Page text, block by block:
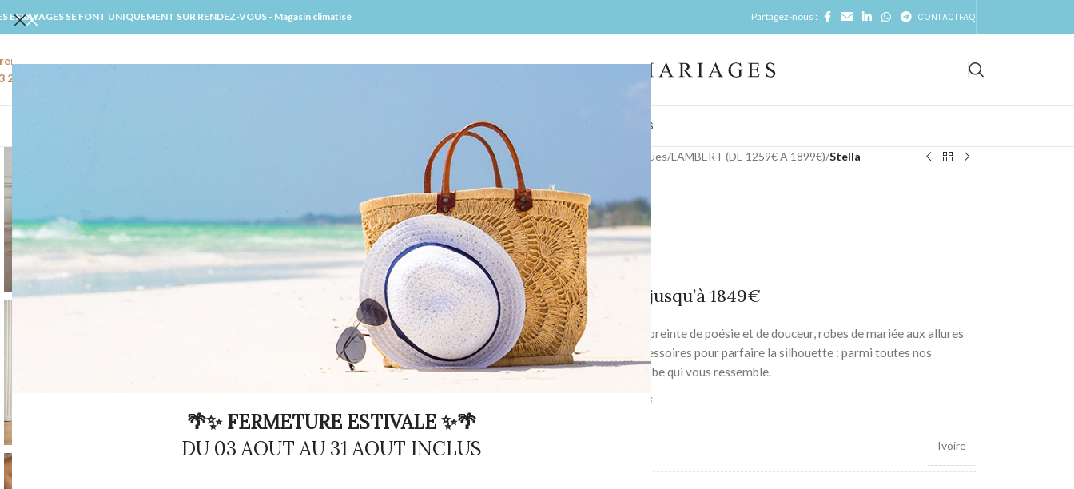
🌴✨ FERMETURE ESTIVALE ✨🌴
DU 03 AOUT AU 31 AOUT INCLUS
ESSAYAGES SE FONT UNIQUEMENT SUR RENDEZ-VOUS - Magasin climatisé Partagez-nous : CONTACTFAQ
rendez-vous
22 91 27 02
LA BOUTIQUE COIFFES
Accueil Nos marques/LAMBERT (DE 1259€ A 1899€)/Stella
Stella
À partir de 1599€ jusqu’à 1849€
Nouvelle collection empreinte de poésie et de douceur, robes de mariée aux allures
intemporelles, jolis accessoires pour parfaire la silhouette : parmi toutes nos
créations, trouvez La robe qui vous ressemble.
Site Lambert Créations
Ivoire